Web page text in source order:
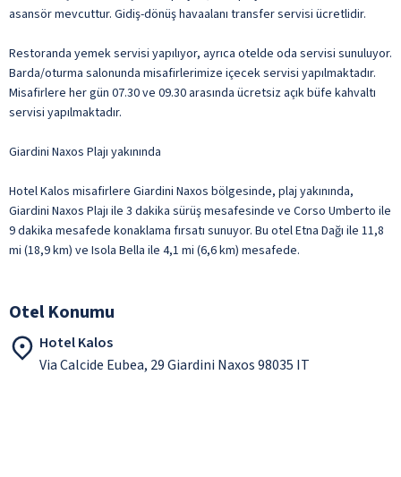
asansör mevcuttur. Gidiş-dönüş havaalanı transfer servisi ücretlidir.
Restoranda yemek servisi yapılıyor, ayrıca otelde oda servisi sunuluyor.
Barda/oturma salonunda misafirlerimize içecek servisi yapılmaktadır.
Misafirlere her gün 07.30 ve 09.30 arasında ücretsiz açık büfe kahvaltı
servisi yapılmaktadır.
Giardini Naxos Plajı yakınında
Hotel Kalos misafirlere Giardini Naxos bölgesinde, plaj yakınında,
Giardini Naxos Plajı ile 3 dakika sürüş mesafesinde ve Corso Umberto ile
9 dakika mesafede konaklama fırsatı sunuyor. Bu otel Etna Dağı ile 11,8
mi (18,9 km) ve Isola Bella ile 4,1 mi (6,6 km) mesafede.
Otel Konumu
Hotel Kalos
Via Calcide Eubea, 29 Giardini Naxos 98035 IT